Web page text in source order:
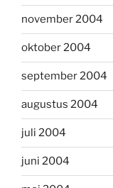
november 2004
oktober 2004
september 2004
augustus 2004
juli 2004
juni 2004